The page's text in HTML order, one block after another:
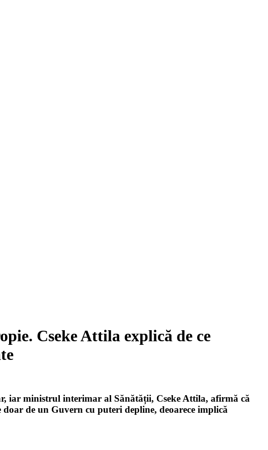
Cseke Attila explică de ce
iar ministrul interimar al Sănătății, Cseke Attila, afirmă că
de un Guvern cu puteri depline, deoarece implică